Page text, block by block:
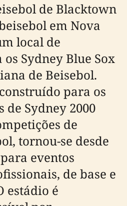
de Blacktown
em Nova
local de
Sydney Blue Sox
de Beisebol.
para os
de Sydney 2000
de
tornou-se desde
eventos
de base e
estádio é